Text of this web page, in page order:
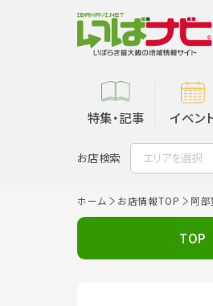
特集・記事 イベン
お店検索 エリアを選択
ホーム お店情報TOP 阿
TOP